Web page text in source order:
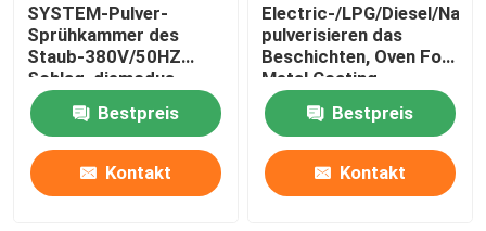
SYSTEM-Pulver-
Sprühkammer des
Staub-380V/50HZ
Schlag, diemodus
übermittelnd hängt
Bestpreis
Kontakt
Electric-/LPG/Diesel/
pulverisieren das
Beschichten, Oven For
Metal Coating
kurierend
Bestpreis
Kontakt